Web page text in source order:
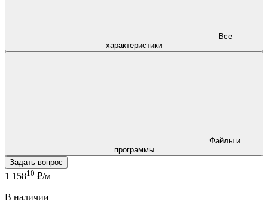
характеристики
программы
Задать вопрос
1 15810 ₽/м
В наличии